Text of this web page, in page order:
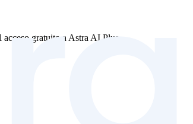
gratuito a Astra AI Plus.